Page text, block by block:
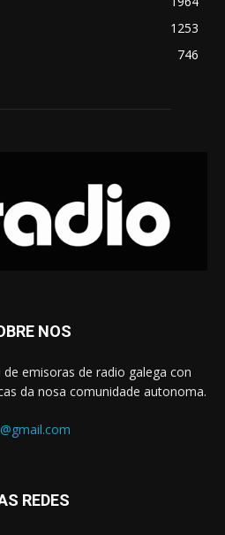
1253
746
NOS
de emisoras de radio galega con
da nosa comunidade autonoma.
REDES